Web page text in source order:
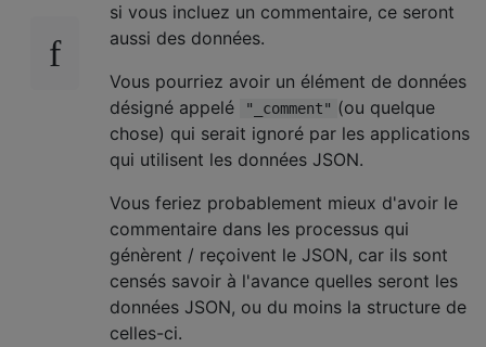
si vous incluez un commentaire, ce seront
aussi des données.
Vous pourriez avoir un élément de données
désigné appelé
"_comment" (ou quelque
chose) qui serait ignoré par les applications
qui utilisent les données JSON.
Vous feriez probablement mieux d'avoir le
commentaire dans les processus qui
génèrent / reçoivent le JSON, car ils sont
censés savoir à l'avance quelles seront les
données JSON, ou du moins la structure de
celles-ci.